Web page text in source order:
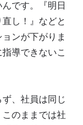
です。『明日
し！』などと
ンが下がりま
導できないこ
、社員は同じ
のままでは社